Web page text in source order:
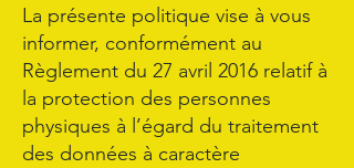
La présente politique vise à vous
informer, conformément au
Règlement du 27 avril 2016 relatif à
la protection des personnes
physiques à l’égard du traitement
des données à caractère